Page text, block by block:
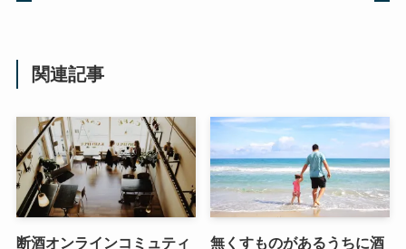
関連記事
断酒オンラインコミュティ
無くすものがあるうちに酒